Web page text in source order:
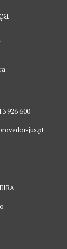
926 600
jus.pt